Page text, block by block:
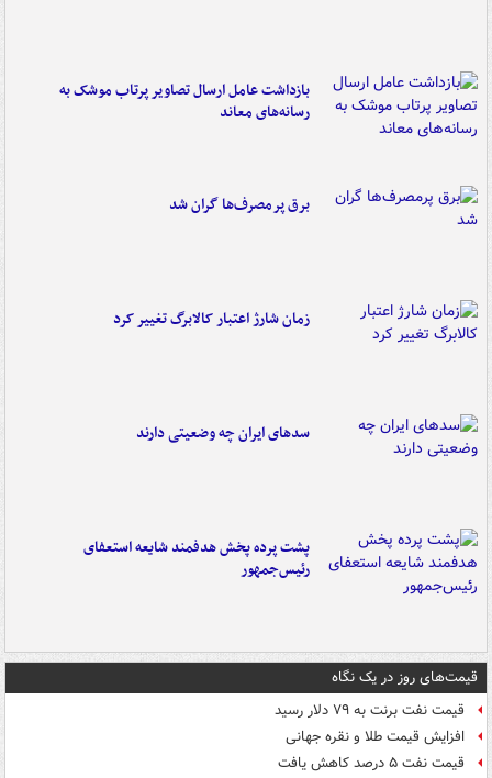
بازداشت عامل ارسال تصاویر پرتاب موشک به
رسانه‌های معاند
برق پرمصرف‌ها گران شد
زمان شارژ اعتبار کالابرگ تغییر کرد
سدهای ایران چه وضعیتی دارند
پشت پرده پخش هدفمند شایعه استعفای
رئیس‌جمهور
قیمت‌های روز در یک نگاه
قیمت نفت برنت به ۷۹ دلار رسید
افزایش قیمت طلا و نقره جهانی
قیمت نفت ۵ درصد کاهش یافت